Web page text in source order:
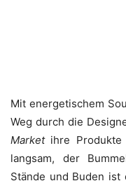
Mit energetischem
Weg durch die
Market ihre
langsam, der
Stände und Buden